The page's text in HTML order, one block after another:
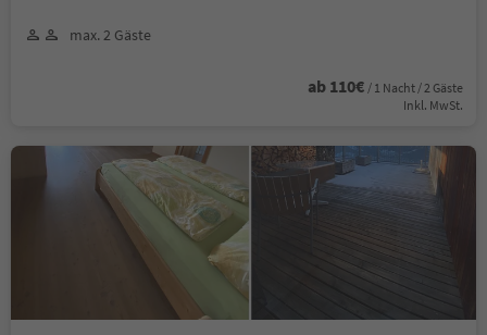
max. 2 Gäste
ab 110€ / 1 Nacht / 2 Gäste
Inkl. MwSt.